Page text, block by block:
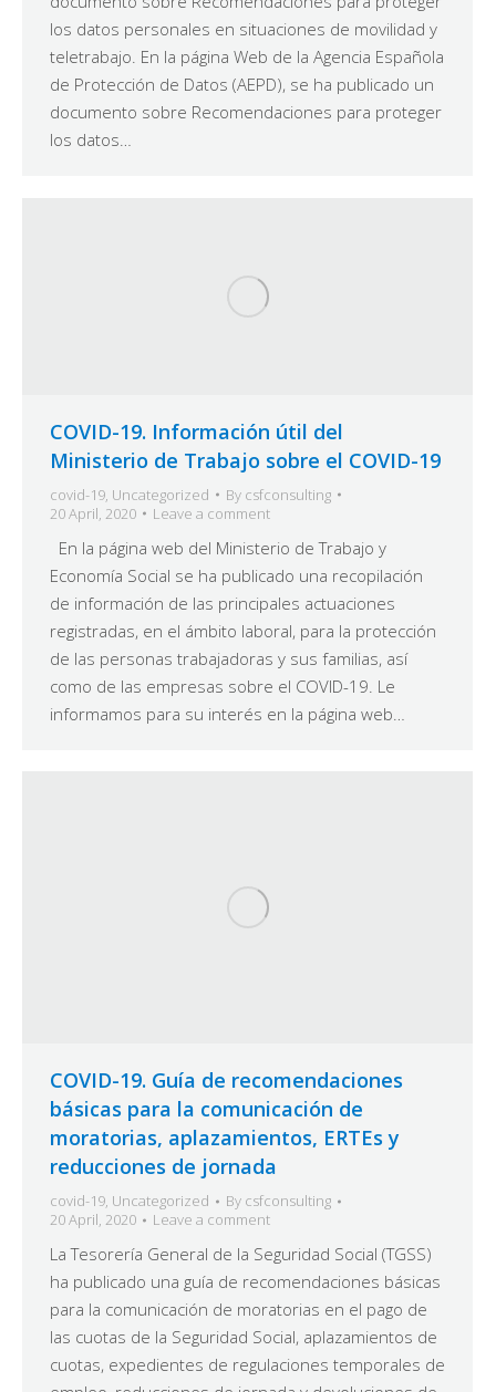
los datos personales en situaciones de movilidad y
teletrabajo. En la página Web de la Agencia Española
de Protección de Datos (AEPD), se ha publicado un
documento sobre Recomendaciones para proteger
los datos…
COVID-19. Información útil del
Ministerio de Trabajo sobre el COVID-19
covid-19, Uncategorized By csfconsulting
20 April, 2020
Leave a comment
En la página web del Ministerio de Trabajo y
Economía Social se ha publicado una recopilación
de información de las principales actuaciones
registradas, en el ámbito laboral, para la protección
de las personas trabajadoras y sus familias, así
como de las empresas sobre el COVID-19. Le
informamos para su interés en la página web…
COVID-19. Guía de recomendaciones
básicas para la comunicación de
moratorias, aplazamientos, ERTEs y
reducciones de jornada
covid-19, Uncategorized By csfconsulting
20 April, 2020
Leave a comment
La Tesorería General de la Seguridad Social (TGSS)
ha publicado una guía de recomendaciones básicas
para la comunicación de moratorias en el pago de
las cuotas de la Seguridad Social, aplazamientos de
cuotas, expedientes de regulaciones temporales de